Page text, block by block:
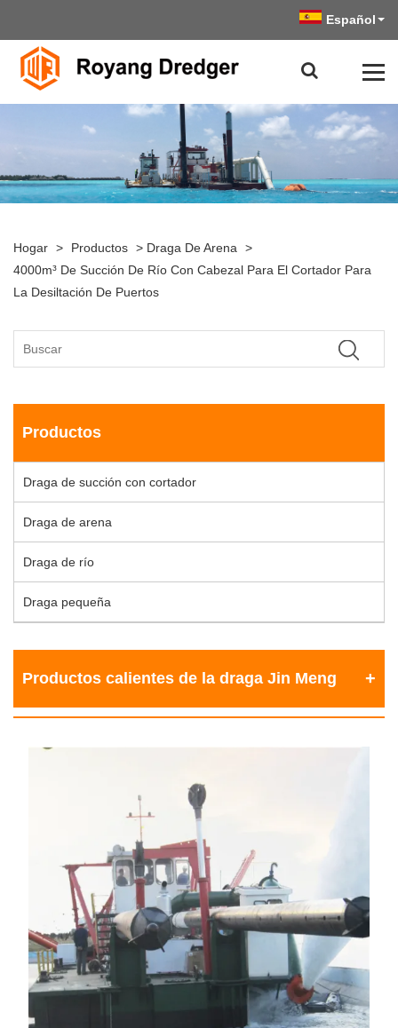
Español
Hogar > Productos > Draga De Arena
>
4000m³ De Succión De Río Con Cabezal Para El Cortador Para
La Desiltación De Puertos
Productos
Draga de succión con cortador
Draga de arena
Draga de río
Draga pequeña
Productos calientes de la draga Jin Meng